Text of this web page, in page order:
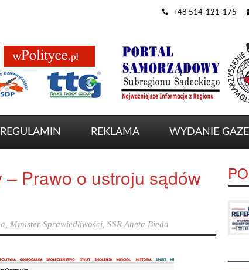
+48 514-121-175
REGULAMIN REKLAMA WYDANIE
Prawo o ustroju sądów
Minister Sprawiedliwości SSR Aneta Bieda